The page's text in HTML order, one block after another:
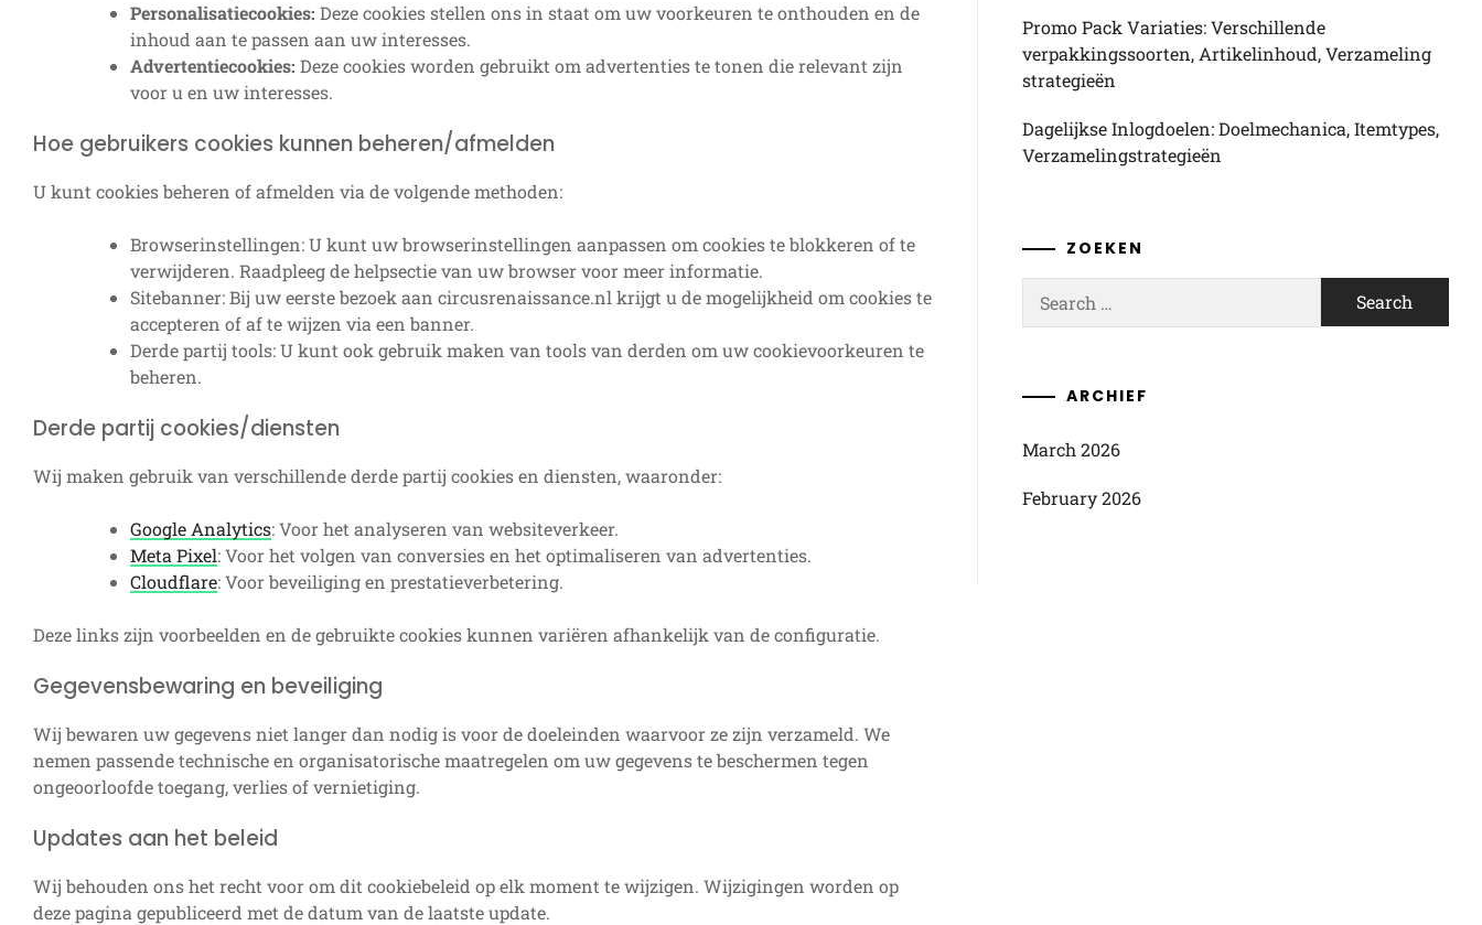
Personalisatiecookies: Deze cookies stellen ons in staat om uw voorkeuren te onthouden en de
inhoud aan te passen aan uw interesses.
Advertentiecookies: Deze cookies worden gebruikt om advertenties te tonen die relevant zijn
voor u en uw interesses.
Hoe gebruikers cookies kunnen beheren/afmelden
U kunt cookies beheren of afmelden via de volgende methoden:
Browserinstellingen: U kunt uw browserinstellingen aanpassen om cookies te blokkeren of te
verwijderen. Raadpleeg de helpsectie van uw browser voor meer informatie.
Sitebanner: Bij uw eerste bezoek aan circusrenaissance.nl krijgt u de mogelijkheid om cookies te
accepteren of af te wijzen via een banner.
Derde partij tools: U kunt ook gebruik maken van tools van derden om uw cookievoorkeuren te
beheren.
Derde partij cookies/diensten
Wij maken gebruik van verschillende derde partij cookies en diensten, waaronder:
Google Analytics: Voor het analyseren van websiteverkeer.
Meta Pixel: Voor het volgen van conversies en het optimaliseren van advertenties.
Cloudflare: Voor beveiliging en prestatieverbetering.
Deze links zijn voorbeelden en de gebruikte cookies kunnen variëren afhankelijk van de configuratie.
Gegevensbewaring en beveiliging
Wij bewaren uw gegevens niet langer dan nodig is voor de doeleinden waarvoor ze zijn verzameld. We
nemen passende technische en organisatorische maatregelen om uw gegevens te beschermen tegen
ongeoorloofde toegang, verlies of vernietiging.
Updates aan het beleid
Wij behouden ons het recht voor om dit cookiebeleid op elk moment te wijzigen. Wijzigingen worden op
deze pagina gepubliceerd met de datum van de laatste update.
Promo Pack Variaties: Verschillende
verpakkingssoorten, Artikelinhoud, Verzameling
strategieën
Dagelijkse Inlogdoelen: Doelmechanica, Itemtypes,
Verzamelingstrategieën
ZOEKEN
for:
ARCHIEF
March 2026
February 2026